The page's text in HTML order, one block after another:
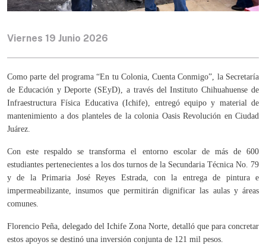
Viernes 19 Junio 2026
Como parte del programa “En tu Colonia, Cuenta Conmigo”, la Secretaría
de Educación y Deporte (SEyD), a través del Instituto Chihuahuense de
Infraestructura Física Educativa (Ichife), entregó equipo y material de
mantenimiento a dos planteles de la colonia Oasis Revolución en Ciudad
Juárez.
Con este respaldo se transforma el entorno escolar de más de 600
estudiantes pertenecientes a los dos turnos de la Secundaria Técnica No. 79
y de la Primaria José Reyes Estrada, con la entrega de pintura e
impermeabilizante, insumos que permitirán dignificar las aulas y áreas
comunes.
Florencio Peña, delegado del Ichife Zona Norte, detalló que para concretar
estos apoyos se destinó una inversión conjunta de 121 mil pesos.